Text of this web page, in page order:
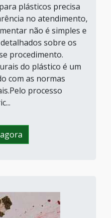
plásticos precisa
no atendimento,
não é simples e
sobre os
procedimento.
do plástico é um
com as normas
processo